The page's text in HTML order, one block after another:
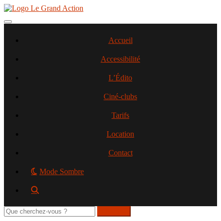
Aller
contenu
Toggle navigation
Accueil
Accessibilité
L’Édito
Ciné-clubs
Tarifs
Location
Contact
Mode Sombre
Rechercher
sur